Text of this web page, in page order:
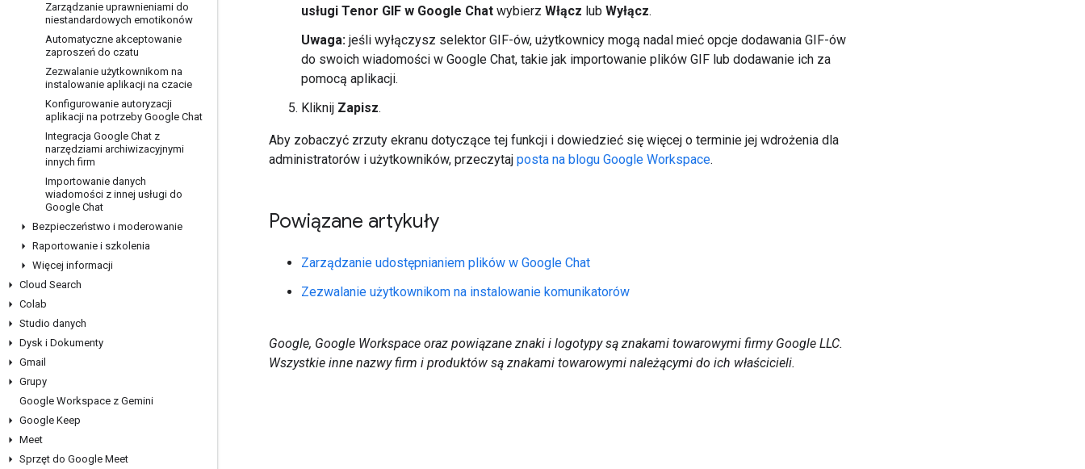
Zarządzanie uprawnieniami do
niestandardowych emotikonów
Automatyczne akceptowanie
zaproszeń do czatu
Zezwalanie użytkownikom na
instalowanie aplikacji na czacie
Konfigurowanie autoryzacji
aplikacji na potrzeby Google Chat
Integracja Google Chat z
narzędziami archiwizacyjnymi
innych firm
Importowanie danych
wiadomości z innej usługi do
Google Chat
Bezpieczeństwo i moderowanie
Raportowanie i szkolenia
Więcej informacji
Cloud Search
Colab
Studio danych
Dysk i Dokumenty
Gmail
Grupy
Google Workspace z Gemini
Google Keep
Meet
Sprzęt do Google Meet
usługi Tenor GIF w Google Chat wybierz Włącz lub Wyłącz.
Uwaga: jeśli wyłączysz selektor GIF-ów, użytkownicy mogą nadal mieć opcje dodawania GIF-ów
do swoich wiadomości w Google Chat, takie jak importowanie plików GIF lub dodawanie ich za
pomocą aplikacji.
Kliknij Zapisz.
Aby zobaczyć zrzuty ekranu dotyczące tej funkcji i dowiedzieć się więcej o terminie jej wdrożenia dla
administratorów i użytkowników, przeczytaj posta na blogu Google Workspace.
Powiązane artykuły
Zarządzanie udostępnianiem plików w Google Chat
Zezwalanie użytkownikom na instalowanie komunikatorów
Google, Google Workspace oraz powiązane znaki i logotypy są znakami towarowymi firmy Google LLC.
Wszystkie inne nazwy firm i produktów są znakami towarowymi należącymi do ich właścicieli.